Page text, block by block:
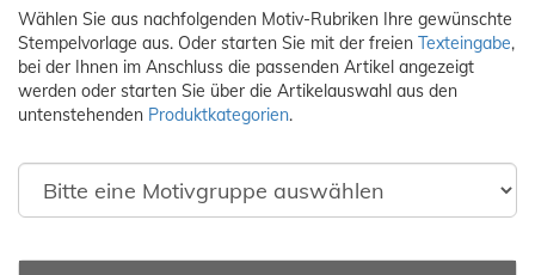
Wählen Sie aus nachfolgenden Motiv-Rubriken Ihre gewünschte
Stempelvorlage aus. Oder starten Sie mit der freien Texteingabe,
bei der Ihnen im Anschluss die passenden Artikel angezeigt
werden oder starten Sie über die Artikelauswahl aus den
untenstehenden Produktkategorien.